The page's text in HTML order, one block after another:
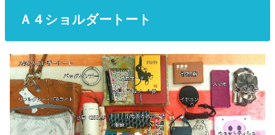
Ａ４ショルダートート